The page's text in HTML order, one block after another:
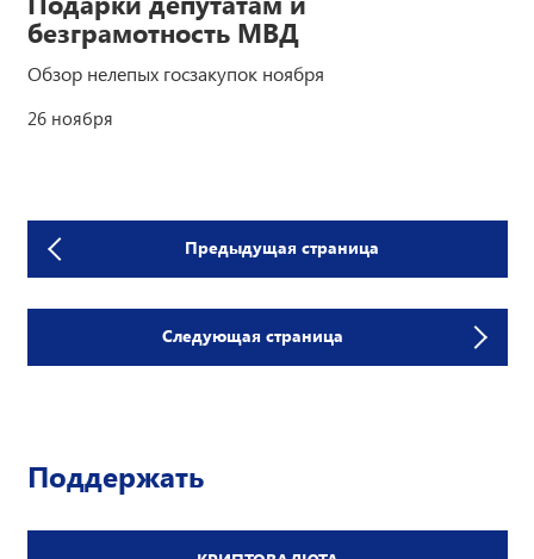
безграмотность МВД
Обзор нелепых госзакупок ноября
26 ноября
Предыдущая страница
Следующая страница
Поддержать